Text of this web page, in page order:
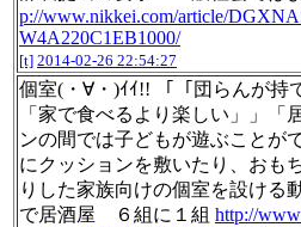
p://www.nikkei.com/article/
W4A220C1EB1000/
[t] 2014-02-26 22:54:27
個室(・∀・)ｲｲ!! 「「団らんが持
「家で食べるより楽しい」」「
ンの間では子どもが遊ぶことが
にクッションを敷いたり、おも
りした家族向けの個室を設ける
で居酒屋 ６組に１組 http://